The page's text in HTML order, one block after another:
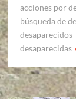
acciones por
búsqueda de
desaparecidos
desaparecidas